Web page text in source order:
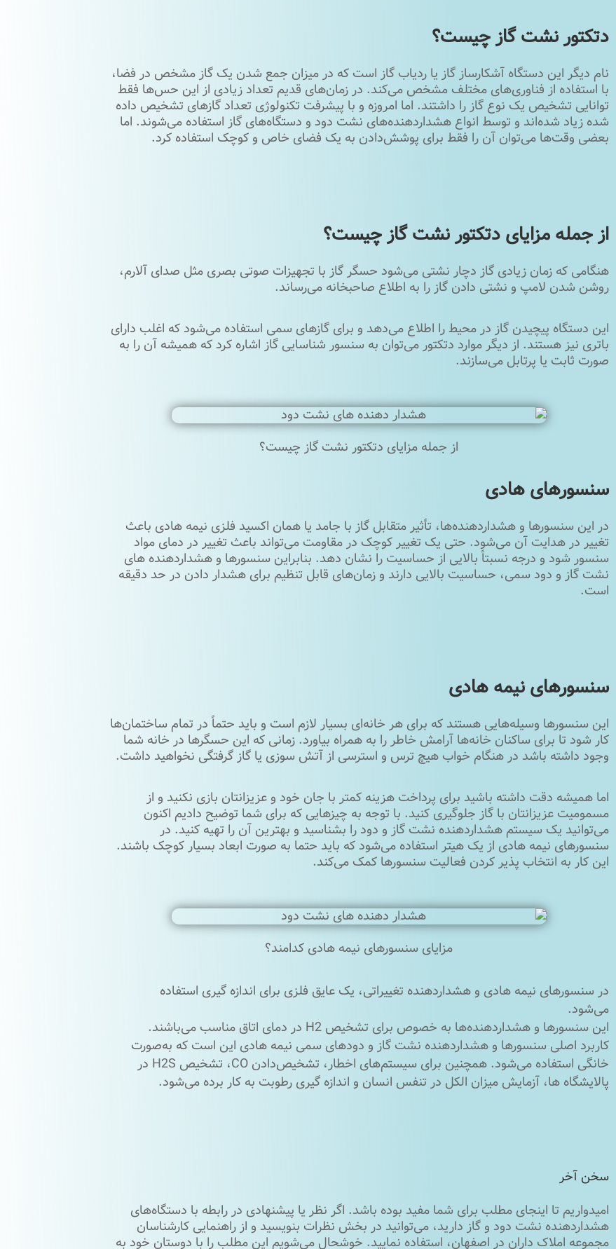
دتکتور نشت گاز چیست؟
نام دیگر این دستگاه آشکارساز گاز یا ردیاب گاز است که در میزان جمع شدن یک گاز مشخص در فضا،
با استفاده از فناوری‌‌های مختلف مشخص می‌کند. در زمان‌های قدیم تعداد زیادی از این حس‌ها فقط
توانایی تشخیص یک نوع گاز را داشتند. اما امروزه و با پیشرفت تکنولوژی تعداد گازهای تشخیص داده‌
شده زیاد شده‌اند و توسط انواع هشداردهنده‌های نشت دود و دستگاه‌های گاز استفاده می‌شوند. اما
بعضی وقت‌ها می‌توان آن را فقط برای پوشش‌دادن به یک فضای خاص و کوچک استفاده کرد.
از جمله مزایایدتکتور نشت گاز چیست؟
هنگامی که زمان زیادی گاز دچار نشتی می‌شود حسگر گاز با تجهیزات صوتی بصری مثل صدای آلارم،
روشن شدن لامپ و نشتی دادن گاز را به اطلاع صاحبخانه می‌رساند.
این دستگاه پیچیدن گاز در محیط را اطلاع می‌دهد و برای گازهای سمی استفاده می‌شود که اغلب دارای
باتری نیز هستند. از دیگر موارد دتکتور می‌توان به سنسور شناسایی گاز اشاره کرد که همیشه آن را به‌
صورت ثابت یا پرتابل می‌سازند.
از جمله مزایای دتکتور نشت گاز چیست؟
سنسورهای هادی
در این سنسورها و هشداردهنده‌ها، تأثیر متقابل گاز با جامد یا همان اکسید فلزی نیمه هادی باعث
تغییر در هدایت آن می‌شود. حتی یک تغییر کوچک در مقاومت می‌تواند باعث تغییر در دمای مواد
سنسور شود و درجه نسبتاً بالایی از حساسیت را نشان ‌دهد. بنابراین سنسورها و هشداردهنده ‌های
نشت گاز و دود سمی، حساسیت بالایی دارند و زمان‌‌های قابل تنظیم برای هشدار دادن در حد دقیقه
است.
سنسورهای نیمه هادی
این سنسورها وسیله‌هایی هستند که برای هر خانه‌ای بسیار لازم است و باید حتماً در تمام ساختمان‌ها
کار شود تا برای ساکنان خانه‌ها آرامش خاطر را به همراه بیاورد. زمانی که این حسگرها در خانه شما
وجود داشته باشد در هنگام خواب هیچ ترس و استرسی از آتش ‌سوزی یا گاز گرفتگی نخواهید داشت.
اما همیشه دقت داشته باشید برای پرداخت هزینه کمتر با جان خود و عزیزانتان بازی نکنید و از
مسمومیت عزیزانتان با گاز جلوگیری کنید. با توجه به چیزهایی که برای‌ شما توضیح دادیم اکنون
می‌توانید یک سیستم هشداردهنده نشت گاز و دود را بشناسید و بهترین آن را تهیه کنید. در
سنسورهای نیمه هادی از یک هیتر استفاده می‌شود که باید حتما به صورت ابعاد بسیار کوچک باشند.
این کار به انتخاب پذیر کردن فعالیت سنسورها کمک می‌کند.
مزایای سنسورهای نیمه هادی کدامند؟
در سنسورهای نیمه هادی و هشداردهنده تغییراتی، یک عایق فلزی برای اندازه‌ گیری استفاده
می‌شود.
این سنسورها و هشداردهنده‌ها به ‌خصوص برای تشخیص H2 در دمای اتاق مناسب می‌باشند.
کاربرد اصلی سنسورها و هشداردهنده نشت گاز و دودهای سمی نیمه‌ هادی این است که به‌صورت
خانگی استفاده می‌شود. همچنین برای سیستم‌‌های اخطار، تشخیص‌دادن CO، تشخیص H2S در
پالایشگاه‌ ها، آزمایش میزان الکل در تنفس انسان و اندازه‌ گیری رطوبت به ‌کار برده‌ می‌شود.
سخن آخر
امیدواریم تا اینجای مطلب برای شما مفید بوده باشد. اگر نظر یا پیشنهادی در رابطه با دستگاه‌‌های
هشداردهنده نشت دود و گاز دارید، می‌توانید در بخش نظرات بنویسید و از راهنمایی کارشناسان
مجموعه املاک داران در اصفهان، استفاده نمایید. خوشحال می‌شویم این مطلب را با دوستان خود به